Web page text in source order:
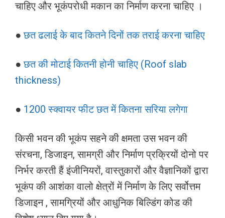
चाहिए और भूकंपरोधी मकान का निर्माण करना चाहिए ।
●छत ढलाई के बाद कितने दिनों तक तराई करना चाहिए
●छत की मोटाई कितनी होनी चाहिए (Roof slab
thickness)
● 1200 स्क्वायर फीट छत में कितना सरिया लगेगा
किसी भवन की भूकंप सहने की क्षमता उस भवन की
संरचना, डिजाइन, सामग्री और निर्माण प्रक्रियों दोनो पर
निर्भर करती हैं इंजीनियरों, वास्तुकारों और वैज्ञानिकों द्वारा
भूकंप की आशंका वालो क्षेत्रों में निर्माण के लिए सर्वोत्तम
डिजाइन , सामग्रियों और आधुनिक बिल्डिंग कोड की